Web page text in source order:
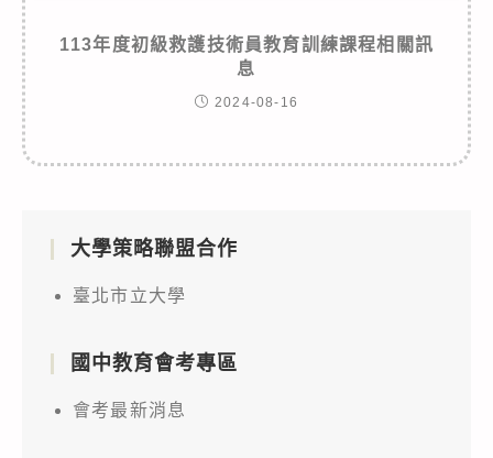
113年度初級救護技術員教育訓練課程相關訊
息
2024-08-16
大學策略聯盟合作
臺北市立大學
國中教育會考專區
會考最新消息